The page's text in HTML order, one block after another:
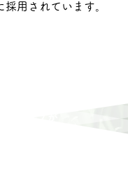
用されています。